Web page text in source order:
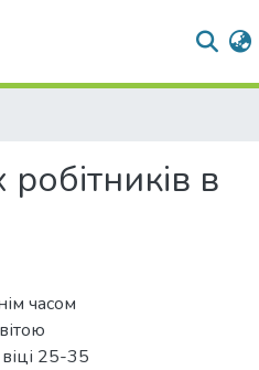
в
часом
25-35